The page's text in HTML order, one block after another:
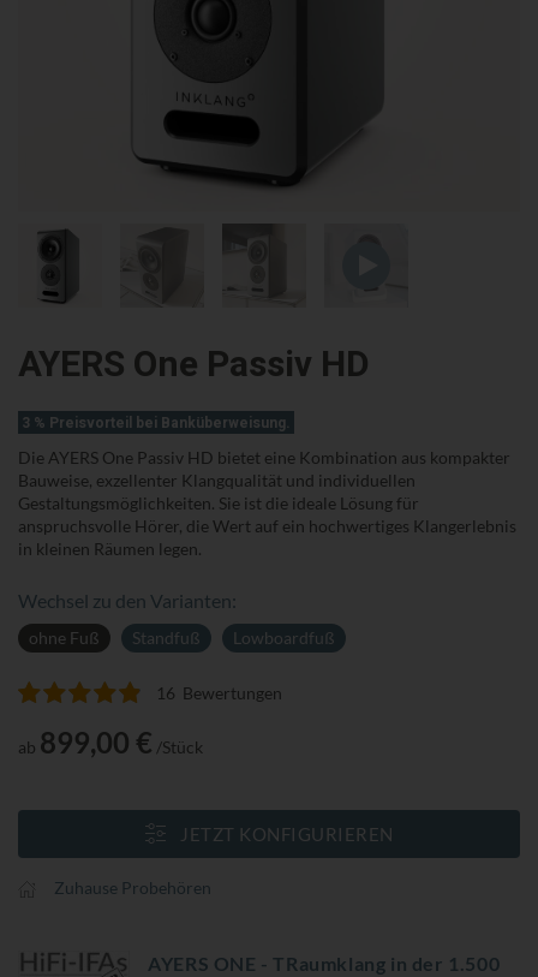
AYERS One Passiv HD
3 % Preisvorteil bei Banküberweisung.
Die AYERS One Passiv HD bietet eine Kombination aus kompakter
Bauweise, exzellenter Klangqualität und individuellen
Gestaltungsmöglichkeiten. Sie ist die ideale Lösung für
anspruchsvolle Hörer, die Wert auf ein hochwertiges Klangerlebnis
in kleinen Räumen legen.
Wechsel zu den Varianten:
ohne Fuß Standfuß Lowboardfuß
Bewertung: 16 Bewertungen
ab 899,00 € /Stück
JETZT KONFIGURIEREN
Zuhause Probehören
AYERS ONE - TRaumklang in der 1.500